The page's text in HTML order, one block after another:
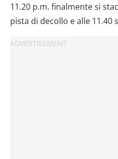
11.20 p.m. finalmente si
pista di decollo e alle 11.40